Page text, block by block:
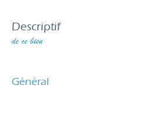
descriptif
de ce bien
Général